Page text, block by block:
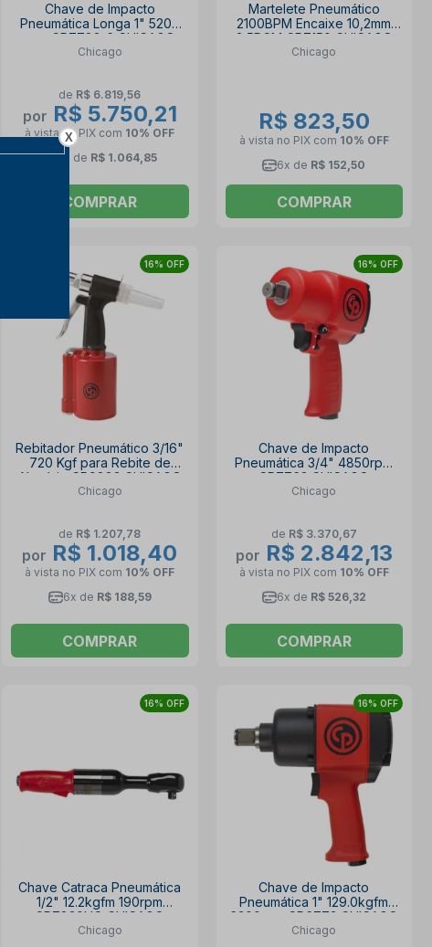
Chave de Impacto
Pneumática Longa 1" 5200
rpm CP7782-6 CHICAGO
Chicago
de R$ 6.819,56
por R$ 5.750,21
à vista no PIX com 10% OFF
6x de R$ 1.064,85
COMPRAR
Martelete Pneumático
2100BPM Encaixe 10,2mm
3,5PCM CP7150 CHICAGO
Chicago
R$ 823,50
à vista no PIX com 10% OFF
6x de R$ 152,50
COMPRAR
16% OFF
Rebitador Pneumático 3/16"
720 Kgf para Rebite de
Alumínio CP9882 CHICAGO
Chicago
de R$ 1.207,78
por R$ 1.018,40
à vista no PIX com 10% OFF
6x de R$ 188,59
COMPRAR
16% OFF
Chave de Impacto
Pneumática 3/4" 4850rpm
CP7762 CHICAGO
Chicago
de R$ 3.370,67
por R$ 2.842,13
à vista no PIX com 10% OFF
6x de R$ 526,32
COMPRAR
16% OFF
Chave Catraca Pneumática
1/2" 12.2kgfm 190rpm
CP7830HQ CHICAGO
Chicago
16% OFF
Chave de Impacto
Pneumática 1" 129.0kgfm
6300rpm CP6773 CHICAGO
Chicago
X